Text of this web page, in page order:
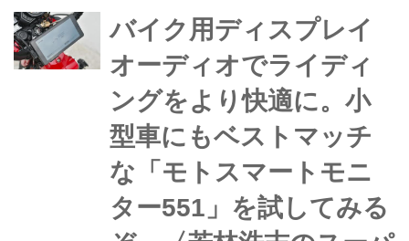
バイク用ディスプレイ
オーディオでライディ
ングをより快適に。小
型車にもベストマッチ
な「モトスマートモニ
ター551」を試してみる